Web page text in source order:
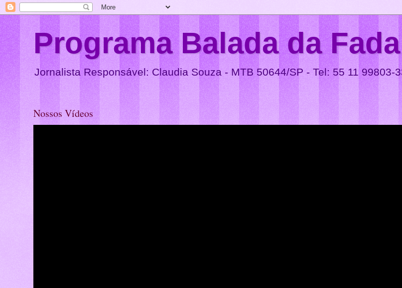
Programa Balada da Fada
Jornalista Responsável: Claudia Souza - MTB 50644/SP - Tel: 55 11 99803-
Nossos Vídeos